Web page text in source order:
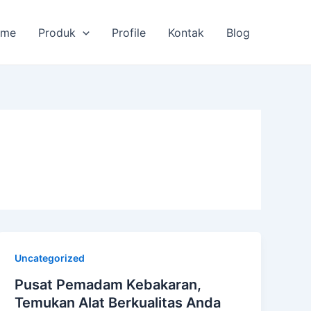
Produk Profile Kontak Blog
Uncategorized
Pusat Pemadam Kebakaran,
Temukan Alat Berkualitas Anda